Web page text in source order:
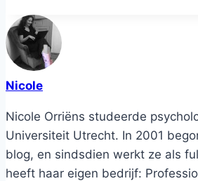
Nicole
Nicole Orriëns studeerde
Universiteit Utrecht. In 2001
blog, en sindsdien werkt ze als
heeft haar eigen bedrijf: